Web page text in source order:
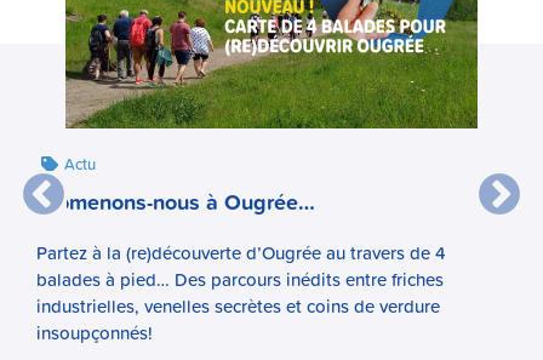
Actu
Promenons-nous à Ougrée…
Partez à la (re)découverte d’Ougrée au travers de 4
balades à pied… Des parcours inédits entre friches
industrielles, venelles secrètes et coins de verdure
insoupçonnés!